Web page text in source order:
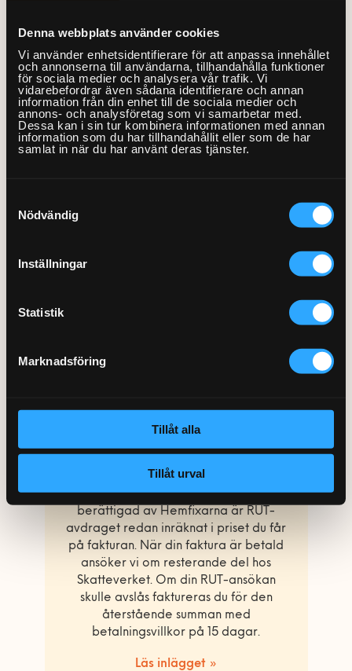
Denna webbplats använder cookies
Vi använder enhetsidentifierare för att anpassa innehållet
och annonserna till användarna, tillhandahålla funktioner
för sociala medier och analysera vår trafik. Vi
vidarebefordrar även sådana identifierare och annan
information från din enhet till de sociala medier och
annons- och analysföretag som vi samarbetar med.
Dessa kan i sin tur kombinera informationen med annan
information som du har tillhandahållit eller som de har
samlat in när du har använt deras tjänster.
Nödvändig
Inställningar
Statistik
Marknadsföring
Tillåt alla
Tillåt urval
Hur kontaktar jag
kundtjänsten?
info@hemfixarna.se, alla dagar i veckan.
vill nyttja RUT-
avdraget?
När du beställer en tjänst som är RUT-
berättigad av Hemfixarna är RUT-
avdraget redan inräknat i priset du får
på fakturan. När din faktura är betald
ansöker vi om resterande del hos
Skatteverket. Om din RUT-ansökan
skulle avslås faktureras du för den
återstående summan med
betalningsvillkor på 15 dagar.
Läs inlägget »